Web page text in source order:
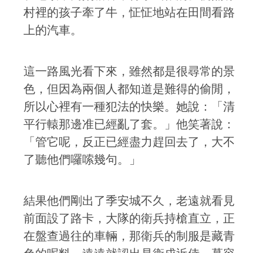
村裡的孩子牽了牛，怔怔地站在田間看路
上的汽車。
這一路風光看下來，雖然都是很尋常的景
色，但因為兩個人都知道是難得的偷閒，
所以心裡有一種犯法的快樂。她說：「清
平行轅那邊准已經亂了套。」他笑著說：
「管它呢，反正已經盡力趕回去了，大不
了聽他們囉嗦幾句。」
結果他們剛出了季安城不久，老遠就看見
前面設了路卡，大隊的衛兵持槍直立，正
在盤查過往的車輛，那衛兵的制服是藏青